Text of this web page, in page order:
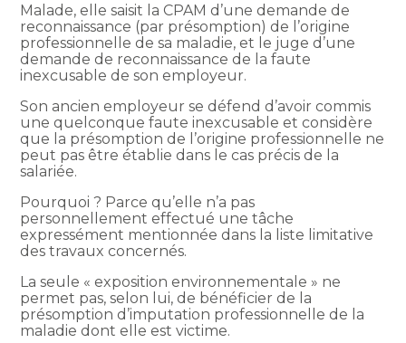
Malade, elle saisit la CPAM d’une demande de
reconnaissance (par présomption) de l’origine
professionnelle de sa maladie, et le juge d’une
demande de reconnaissance de la faute
inexcusable de son employeur.
Son ancien employeur se défend d’avoir commis
une quelconque faute inexcusable et considère
que la présomption de l’origine professionnelle ne
peut pas être établie dans le cas précis de la
salariée.
Pourquoi ? Parce qu’elle n’a pas
personnellement effectué une tâche
expressément mentionnée dans la liste limitative
des travaux concernés.
La seule « exposition environnementale » ne
permet pas, selon lui, de bénéficier de la
présomption d’imputation professionnelle de la
maladie dont elle est victime.